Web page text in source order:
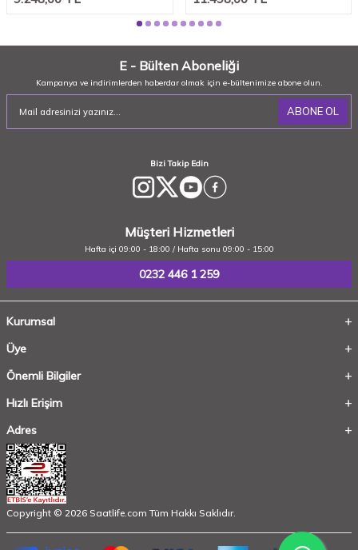
E - Bülten Aboneliği
Kampanya ve indirimlerden haberdar olmak için e-bültenimize abone olun.
ABONE OL
Bizi Takip Edin
Müşteri Hizmetleri
Hafta içi 09:00 - 18:00 / Hafta sonu 09:00 - 15:00
0232 446 1 259
Kurumsal
Üye
Önemli Bilgiler
Hızlı Erişim
Adres
Copyright © 2026 Saatlife.com Tüm Hakkı Saklıdır.